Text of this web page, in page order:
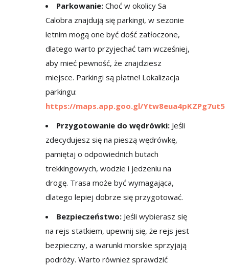
Parkowanie: Choć w okolicy Sa
Calobra znajdują się parkingi, w sezonie
letnim mogą one być dość zatłoczone,
dlatego warto przyjechać tam wcześniej,
aby mieć pewność, że znajdziesz
miejsce. Parkingi są płatne! Lokalizacja
parkingu:
https://maps.app.goo.gl/Ytw8eua4pKZPg7ut5
Przygotowanie do wędrówki: Jeśli
zdecydujesz się na pieszą wędrówkę,
pamiętaj o odpowiednich butach
trekkingowych, wodzie i jedzeniu na
drogę. Trasa może być wymagająca,
dlatego lepiej dobrze się przygotować.
Bezpieczeństwo: Jeśli wybierasz się
na rejs statkiem, upewnij się, że rejs jest
bezpieczny, a warunki morskie sprzyjają
podróży. Warto również sprawdzić